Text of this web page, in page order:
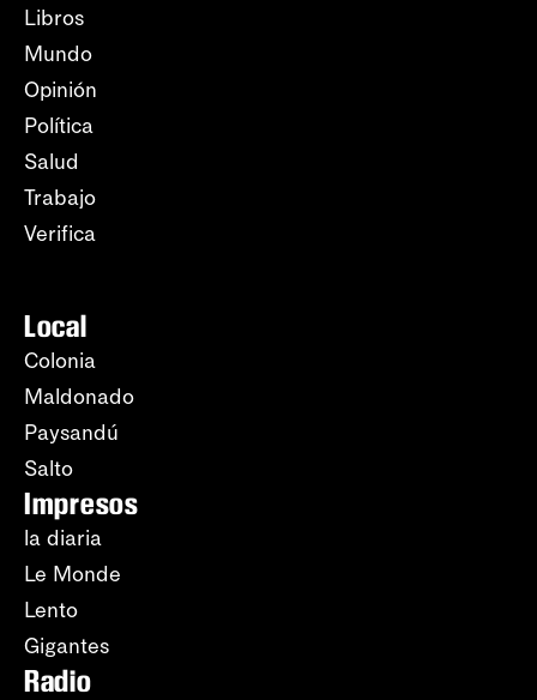
Libros
Mundo
Opinión
Política
Salud
Trabajo
Verifica
Local
Colonia
Maldonado
Paysandú
Salto
Impresos
la diaria
Le Monde
Lento
Gigantes
Radio